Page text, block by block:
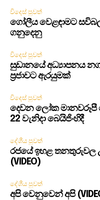
විදෙස් පුවත්
ගෝලීය වෙළඳාමට
ගනුදෙනු
විදෙස් පුවත්
සුඩානයේ අධ්‍යාපනය
ප්‍රජාවට ඇරයුමක්
විදෙස් පුවත්
දෙවන ලෝක මානවරූපී
22 වැනිදා බෙයිජිංහිදී
දේශීය පුවත්
රජයේ ඉහළ තනතුරුවල
(VIDEO)
දේශීය පුවත්
අපි වෙනුවෙන් අපි